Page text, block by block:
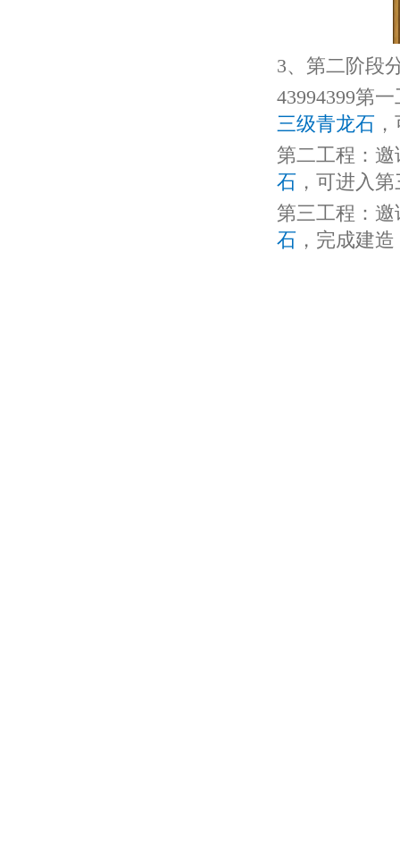
3、 第二阶段
43994399第
三级青龙石
第二工程：
石 ，可进入
第三工程：
石 ，完成建造